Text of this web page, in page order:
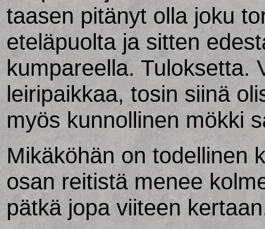
taasen pitänyt olla joku
eteläpuolta ja sitten
kumpareella. Tuloksetta.
leiripaikkaa, tosin siinä
myös kunnollinen mökki
Mikäköhän on todellinen
osan reitistä menee
pätkä jopa viiteen